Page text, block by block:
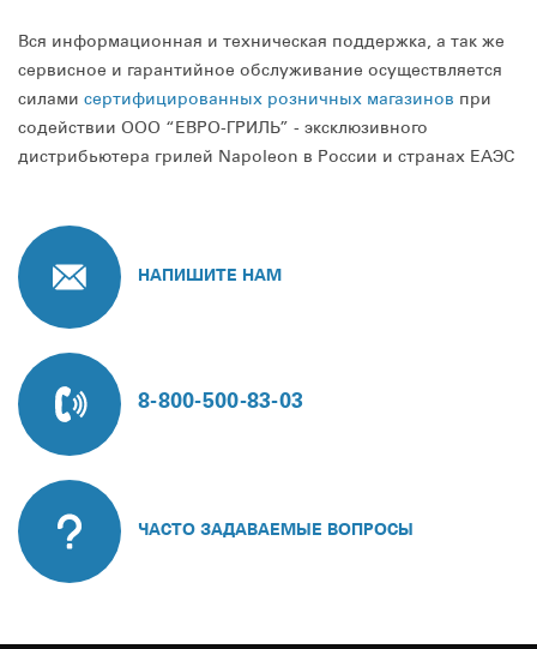
Вся информационная и техническая поддержка, а так же
сервисное и гарантийное обслуживание осуществляется
силами сертифицированных розничных магазинов при
содействии ООО “ЕВРО-ГРИЛЬ” - эксклюзивного
дистрибьютера грилей Napoleon в России и странах ЕАЭС
НАПИШИТЕ НАМ
8-800-500-83-03
ЧАСТО ЗАДАВАЕМЫЕ ВОПРОСЫ